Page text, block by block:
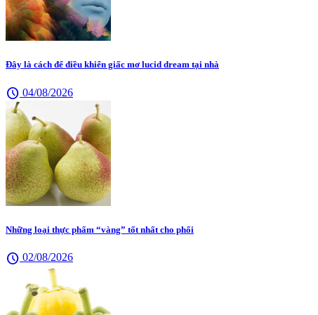
Đây là cách để điều khiển giấc mơ lucid dream tại nhà
schedule 04/08/2026
Những loại thực phẩm “vàng” tốt nhất cho phổi
schedule 02/08/2026